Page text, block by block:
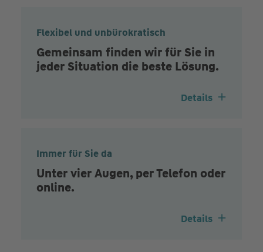
Flexibel und unbürokratisch
Gemeinsam finden wir für Sie in
jeder Situation die beste Lösung.
Details
Immer für Sie da
Unter vier Augen, per Telefon oder
online.
Details